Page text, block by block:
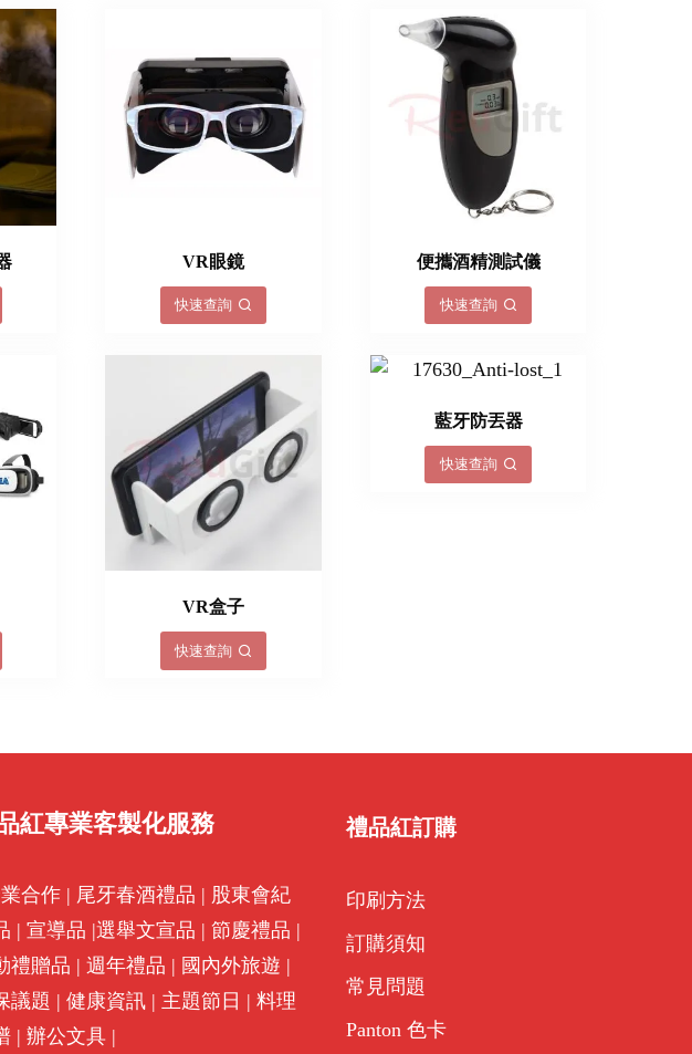
VR眼鏡
快速查詢
便攜酒精測試儀
快速查詢
VR盒子
快速查詢
藍牙防丟器
快速查詢
紅專業客製化服務
合作 | 尾牙春酒禮品 | 股東會紀
| 宣導品 |選舉文宣品 | 節慶禮品 |
禮贈品 | 週年禮品 | 國內外旅遊 |
議題 | 健康資訊 | 主題節日 | 料理
| 辦公文具 |
禮品紅訂購
印刷方法
訂購須知
常見問題
Panton 色卡